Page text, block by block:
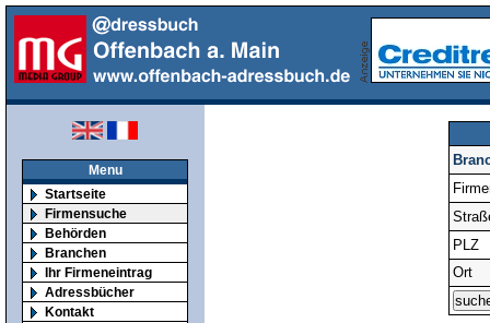
Menu
Startseite
Firmensuche
Behörden
Branchen
Ihr Firmeneintrag
Adressbücher
Kontakt
PLZ
Ort